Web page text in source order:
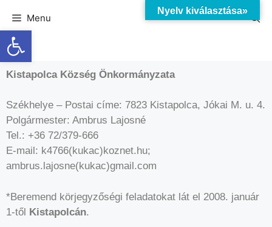
Eszköztár megnyitása
Menu
Kistapolca Község Önkormányzata
Székhelye – Postai címe: 7823 Kistapolca, Jókai M. u. 4.
Polgármester: Ambrus Lajosné
Tel.: +36 72/379-666
E-mail: k4766(kukac)koznet.hu;
ambrus.lajosne(kukac)gmail.com
*Beremend körjegyzőségi feladatokat lát el 2008. január
1-től Kistapolcán.
Nyelv kiválasztása»